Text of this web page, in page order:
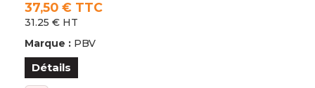
37,50 € TTC
31.25 € HT
Marque : PBV
Détails